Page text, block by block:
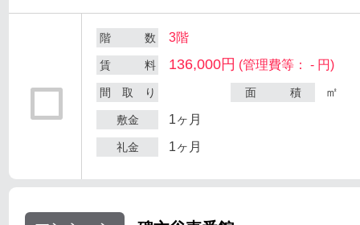
階 数 3階
賃 料 136,000円 (管理費等： - 円)
間 取 り 面 積 ㎡
敷金 1ヶ月
礼金 1ヶ月